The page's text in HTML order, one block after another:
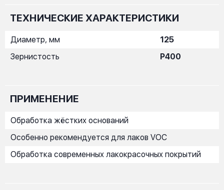
ТЕХНИЧЕСКИЕ ХАРАКТЕРИСТИКИ
Диаметр, мм
125
Зернистость
P400
ПРИМЕНЕНИЕ
Обработка жёстких оснований
Особенно рекомендуется для лаков VOC
Обработка современных лакокрасочных покрытий